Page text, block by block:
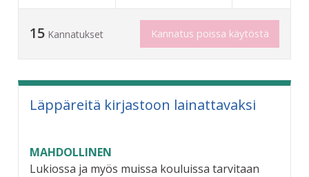
15 Kannatukset Kannatus poissa käytöstä
Läppäreitä kirjastoon lainattavaksi
MAHDOLLINEN
Lukiossa ja myös muissa kouluissa tarvitaan